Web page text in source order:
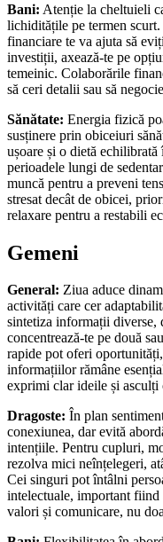
Bani: Atenție la cheltuieli
lichiditățile pe termen
financiare te va ajuta să
investiții, axează-te pe
temeinic. Colaborările
să ceri detalii sau să
Sănătate: Energia fizică
susținere prin obiceiuri
ușoare și o dietă
perioadele lungi de
muncă pentru a preveni
stresat decât de obicei,
relaxare pentru a restabili
Gemeni
General: Ziua aduce
activități care cer
sintetiza informații diverse,
concentrează-te pe două
rapide pot oferi
informațiilor rămâne
exprimi clar ideile și asculți
Dragoste: În plan
conexiunea, dar evită
intențiile. Pentru cupluri,
rezolva mici neînțelegeri,
Cei singuri pot întâlni
intelectuale, important
valori și comunicare, nu